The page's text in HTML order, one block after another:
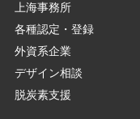
上海事務所
各種認定・登録
外資系企業
デザイン相談
脱炭素支援